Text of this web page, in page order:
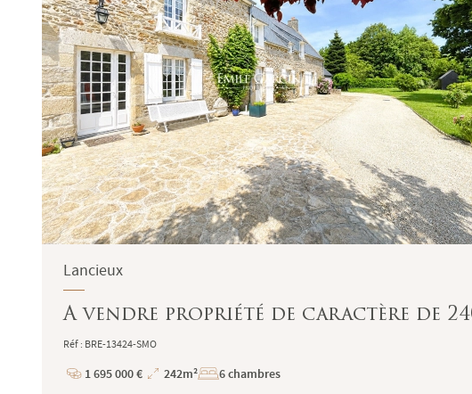
Lancieux
A vendre propriété de caractère de
Réf : BRE-13424-SMO
Prix
1 695 000 €
Superficie
242m² 6 chambres